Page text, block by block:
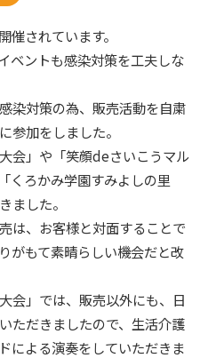
催されています。
ベントも感染対策を工夫しな
染対策の為、販売活動を自粛
参加をしました。
会」や「笑顔deさいこうマル
くろかみ学園すみよしの里
ました。
は、お客様と対面することで
がもて素晴らしい機会だと改
会」では、販売以外にも、日
ただきましたので、生活介護
による演奏をしていただきま